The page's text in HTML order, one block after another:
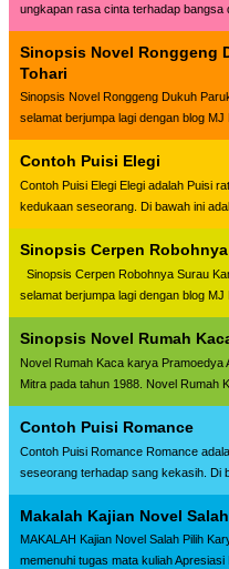
ungkapan rasa cinta terhadap bangsa
Sinopsis Novel Ronggeng
Tohari
Sinopsis Novel Ronggeng Dukuh
selamat berjumpa lagi dengan blog MJ
Contoh Puisi Elegi
Contoh Puisi Elegi Elegi adalah Puisi
kedukaan seseorang. Di bawah ini
Sinopsis Cerpen
Sinopsis Cerpen Robohnya Surau
selamat berjumpa lagi dengan blog MJ
Sinopsis Novel Rumah
Novel Rumah Kaca karya Pramoedya
Mitra pada tahun 1988. Novel Rumah
Contoh Puisi Romance
Contoh Puisi Romance Romance
seseorang terhadap sang kekasih. Di
Makalah Kajian Novel
MAKALAH Kajian Novel Salah Pilih
memenuhi tugas mata kuliah Apresiasi